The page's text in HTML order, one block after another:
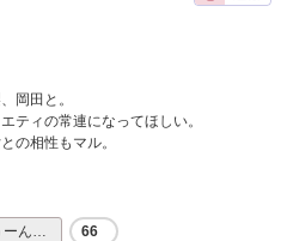
岡田と。
ティの常連になってほしい。
の相性もマル。
ーん… 66